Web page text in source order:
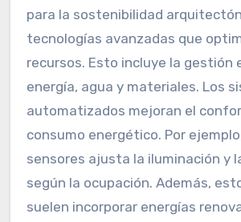
para la sostenibilidad
tecnologías avanzadas que
recursos. Esto incluye la gestión
energía, agua y materiales. Los
automatizados mejoran el
consumo energético. Por
sensores ajusta la iluminación y
según la ocupación. Además,
suelen incorporar energías